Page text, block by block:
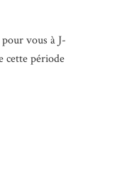
vous à J-
cette période